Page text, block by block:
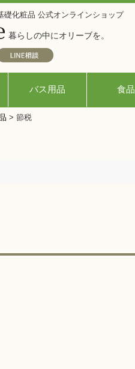
礎化粧品 公式オンラインショップ
暮らしの中にオリーブを。
バス用品 食品
> 節税